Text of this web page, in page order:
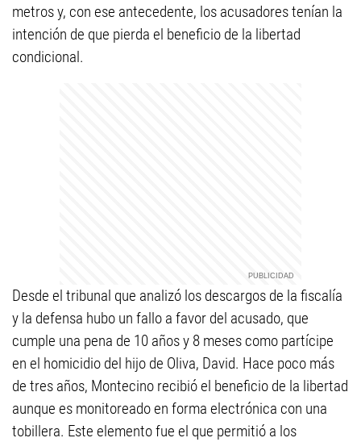
metros y, con ese antecedente, los acusadores tenían la
intención de que pierda el beneficio de la libertad
condicional.
Desde el tribunal que analizó los descargos de la fiscalía
y la defensa hubo un fallo a favor del acusado, que
cumple una pena de 10 años y 8 meses como partícipe
en el homicidio del hijo de Oliva, David. Hace poco más
de tres años, Montecino recibió el beneficio de la libertad
aunque es monitoreado en forma electrónica con una
tobillera. Este elemento fue el que permitió a los